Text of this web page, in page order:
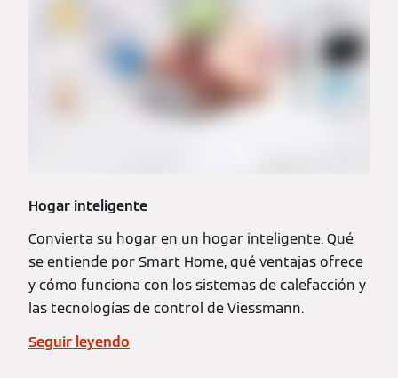
Hogar inteligente
Convierta su hogar en un hogar inteligente. Qué
se entiende por Smart Home, qué ventajas ofrece
y cómo funciona con los sistemas de calefacción y
las tecnologías de control de Viessmann.
Seguir leyendo